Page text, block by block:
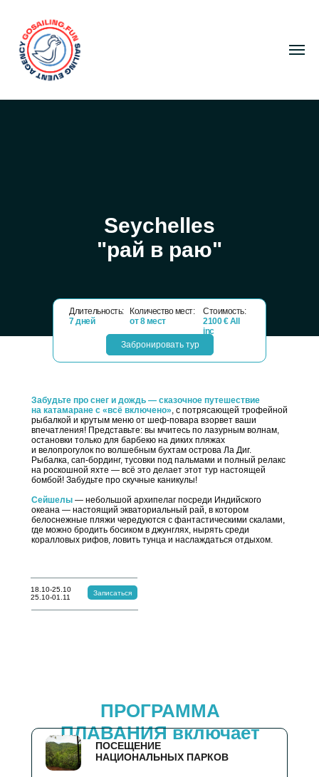
Seychelles
"рай в раю"
Длительность:
7 дней
Забронировать тур
Количество мест:
от 8 мест
Стоимость:
2100 € All
inc
18.10-25.10
25.10-01.11
Записаться
Забудьте про снег и дождь — сказочное путешествие
на катамаране с «всё включено», с потрясающей трофейной
рыбалкой и крутым меню от шеф-повара взорвет ваши
впечатления! Представьте: вы мчитесь по лазурным волнам,
остановки только для барбекю на диких пляжах
и велопрогулок по волшебным бухтам острова Ла Диг.
Рыбалка, сап-бординг, тусовки под пальмами и полный релакс
на роскошной яхте — всё это делает этот тур настоящей
бомбой! Забудьте про скучные каникулы!
Сейшелы — небольшой архипелаг посреди Индийского
океана — настоящий экваториальный рай, в котором
белоснежные пляжи чередуются с фантастическими скалами,
где можно бродить босиком в джунглях, нырять среди
коралловых рифов, ловить тунца и наслаждаться отдыхом.
ПРОГРАММА
ПЛАВАНИЯ включает
ПОСЕЩЕНИЕ
НАЦИОНАЛЬНЫХ ПАРКОВ